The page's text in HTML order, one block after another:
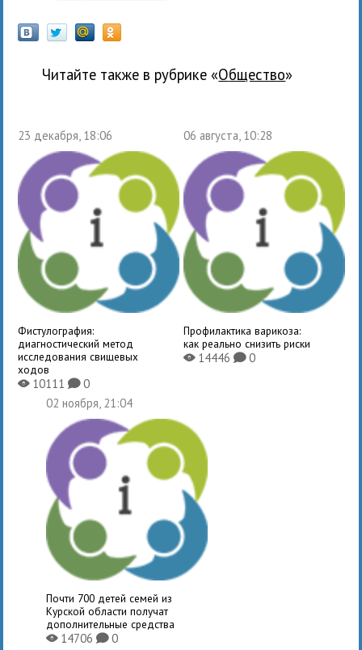
Читайте также в рубрике « общество»
23 декабря, 18:06
Фистулография:
диагностический метод
исследования свищевых
ходов
X10111K0
06 августа, 10:28
Профилактика варикоза:
как реально снизить риски
X14446 K0
02 ноября, 21:04
Почти 700 детей семей из
Курской области получат
дополнительные средства
X14706K0